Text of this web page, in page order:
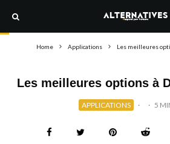
Home Applications Les meilleures
Les meilleures options à
APPLICATIONS · · 5